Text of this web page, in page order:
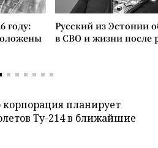
году:
Русский из Эстонии
в СВО и жизни после
корпорация планирует
Ту-214 в ближайшие